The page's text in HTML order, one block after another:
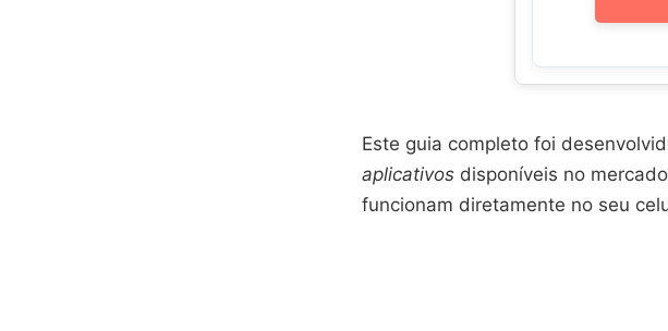
Este guia completo foi
aplicativos disponíveis no
funcionam diretamente no seu